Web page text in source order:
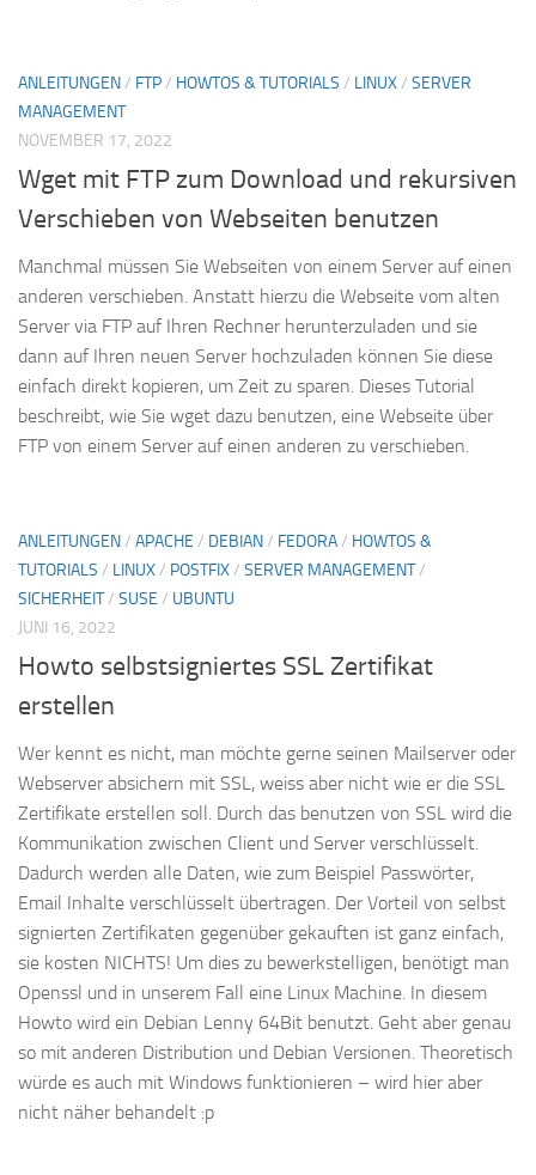
ANLEITUNGEN/ FTP/ HOWTOS & TUTORIALS / LINUX/ SERVER
MANAGEMENT
NOVEMBER 17, 2022
Wget mit FTP zum Download und rekursiven
Verschieben von Webseiten benutzen
Manchmal müssen Sie Webseiten von einem Server auf einen
anderen verschieben. Anstatt hierzu die Webseite vom alten
Server via FTP auf Ihren Rechner herunterzuladen und sie
dann auf Ihren neuen Server hochzuladen können Sie diese
einfach direkt kopieren, um Zeit zu sparen. Dieses Tutorial
beschreibt, wie Sie wget dazu benutzen, eine Webseite über
FTP von einem Server auf einen anderen zu verschieben.
ANLEITUNGEN/ APACHE / DEBIAN/ FEDORA/ HOWTOS &
TUTORIALS / LINUX/ POSTFIX/ SERVER MANAGEMENT/
SICHERHEIT/ SUSE / UBUNTU
JUNI 16, 2022
Howto selbstsigniertes SSL Zertifikat
erstellen
Wer kennt es nicht, man möchte gerne seinen Mailserver oder
Webserver absichern mit SSL, weiss aber nicht wie er die SSL
Zertifikate erstellen soll. Durch das benutzen von SSL wird die
Kommunikation zwischen Client und Server verschlüsselt.
Dadurch werden alle Daten, wie zum Beispiel Passwörter,
Email Inhalte verschlüsselt übertragen. Der Vorteil von selbst
signierten Zertifikaten gegenüber gekauften ist ganz einfach,
sie kosten NICHTS! Um dies zu bewerkstelligen, benötigt man
Openssl und in unserem Fall eine Linux Machine. In diesem
Howto wird ein Debian Lenny 64Bit benutzt. Geht aber genau
so mit anderen Distribution und Debian Versionen. Theoretisch
würde es auch mit Windows funktionieren – wird hier aber
nicht näher behandelt :p